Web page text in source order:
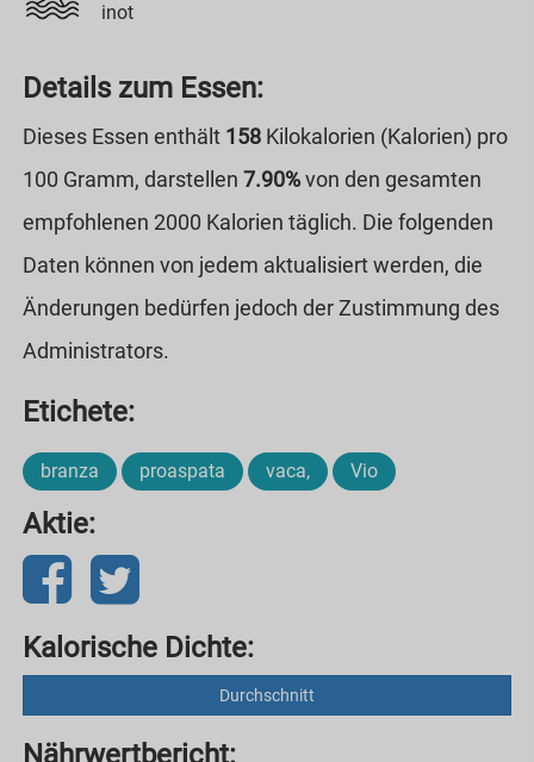
inot
Details zum Essen:
Dieses Essen enthält 158 Kilokalorien (Kalorien) pro
100 Gramm, darstellen 7.90%von den gesamten
empfohlenen 2000 Kalorien täglich. Die folgenden
Daten können von jedem aktualisiert werden, die
Änderungen bedürfen jedoch der Zustimmung des
Administrators.
Etichete:
branza proaspata vaca, Vio
Aktie:
Kalorische Dichte:
Durchschnitt
Nährwertbericht: